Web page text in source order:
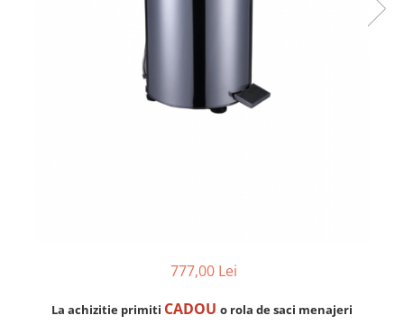
777,00 Lei
La achizitie primiti CADOU o rola de saci menajeri